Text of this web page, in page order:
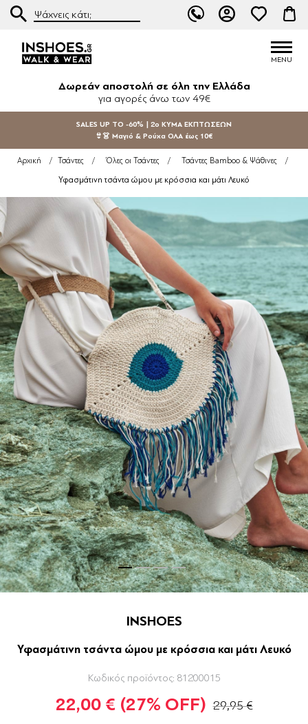
Δωρεάν αποστολή σε όλη την Ελλάδα
για αγορές άνω των 49€
SALES UP TO -60% | 2ο ΚΥΜΑ ΕΚΠΤΩΣΕΩΝ
👙👗 Μαγιό & Ρούχα ΟΛΑ έως 10€
Αρχική / Τσάντες / Όλες οι Τσάντες / Τσάντες Bamboo & Ψάθινες /
Υφασμάτινη τσάντα ώμου με κρόσσια και μάτι Λευκό
INSHOES
Υφασμάτινη τσάντα ώμου με κρόσσια και μάτι Λευκό
Κωδικός προϊόντος: 81200015
22,00 € (27% OFF) 29,95 €